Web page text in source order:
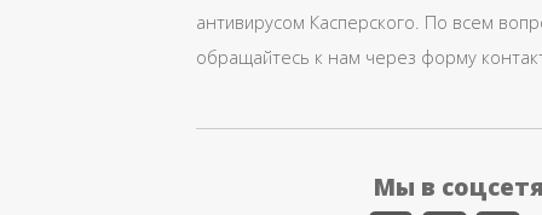
антивирусом Касперского. По всем
обращайтесь к нам через форму
Мы в